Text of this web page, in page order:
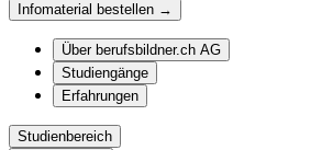
Infomaterial bestellen →
Über berufsbildner.ch AG
Studiengänge
Erfahrungen
Studienbereich